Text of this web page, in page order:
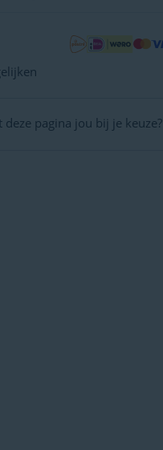
deze pagina jou bij je keuze?